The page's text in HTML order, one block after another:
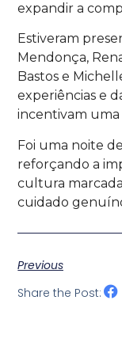
expandir a
Estiveram
Mendonça,
Bastos e
experiências e
incentivam uma
Foi uma noite
reforçando a
cultura
cuidado
Previous
Share the Post: